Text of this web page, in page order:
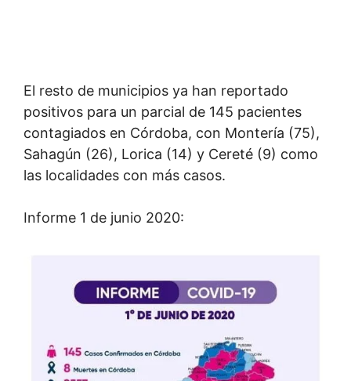
El resto de municipios ya han reportado
positivos para un parcial de 145 pacientes
contagiados en Córdoba, con Montería (75),
Sahagún (26), Lorica (14) y Cereté (9) como
las localidades con más casos.
Informe 1 de junio 2020: